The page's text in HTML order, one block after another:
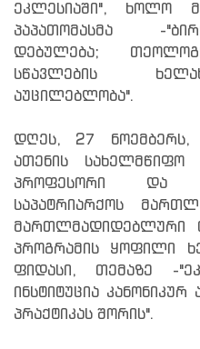
ეკლესიაში", ხოლო
პაპათომასმა -
დებულება;
სწავლების
აუცილებლობა".
დღეს, 27 ნოემბერს,
ათენის სახელმწიფო
პროფესორი და
საპატრიარქოს
მართლმადიდებლური
პროგრამის ყოფილი
ფიდასი, თემაზე -
ინსტიტუცია
პრაქტიკას შორის".